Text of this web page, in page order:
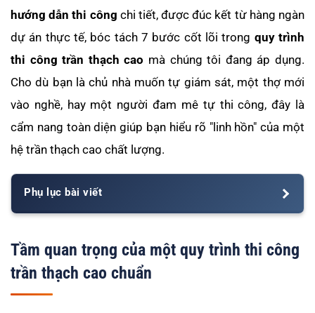
hướng dẫn thi công chi tiết, được đúc kết từ hàng ngàn
dự án thực tế, bóc tách 7 bước cốt lõi trong quy trình
thi công trần thạch cao mà chúng tôi đang áp dụng.
Cho dù bạn là chủ nhà muốn tự giám sát, một thợ mới
vào nghề, hay một người đam mê tự thi công, đây là
cẩm nang toàn diện giúp bạn hiểu rõ "linh hồn" của một
hệ trần thạch cao chất lượng.
Phụ lục bài viết
Tầm quan trọng của một quy trình thi công
trần thạch cao chuẩn